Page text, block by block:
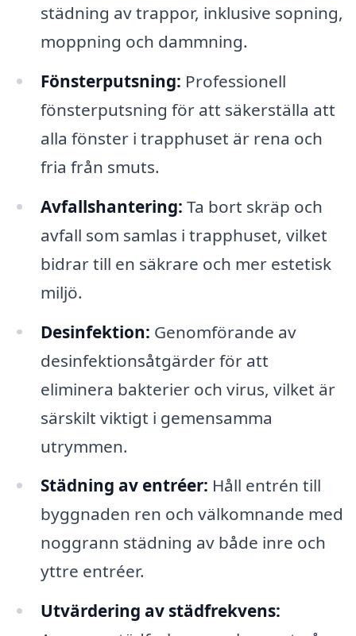
städning av trappor, inklusive sopning,
moppning och dammning.
Fönsterputsning: Professionell
fönsterputsning för att säkerställa att
alla fönster i trapphuset är rena och
fria från smuts.
Avfallshantering: Ta bort skräp och
avfall som samlas i trapphuset, vilket
bidrar till en säkrare och mer estetisk
miljö.
Desinfektion: Genomförande av
desinfektionsåtgärder för att
eliminera bakterier och virus, vilket är
särskilt viktigt i gemensamma
utrymmen.
Städning av entréer: Håll entrén till
byggnaden ren och välkomnande med
noggrann städning av både inre och
yttre entréer.
Utvärdering av städfrekvens: